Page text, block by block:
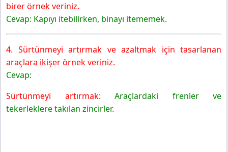
birer örnek veriniz.
Cevap: Kapıyı itebilirken, binayı itememek.
4. Sürtünmeyi artırmak ve azaltmak için tasarlanan
araçlara ikişer örnek veriniz.
Cevap:
Sürtünmeyi artırmak: Araçlardaki frenler ve
tekerleklere takılan zincirler.